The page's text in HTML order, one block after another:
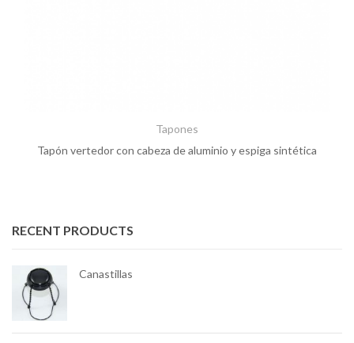
Tapones
Tapón vertedor con cabeza de aluminio y espiga sintética
RECENT PRODUCTS
Canastillas